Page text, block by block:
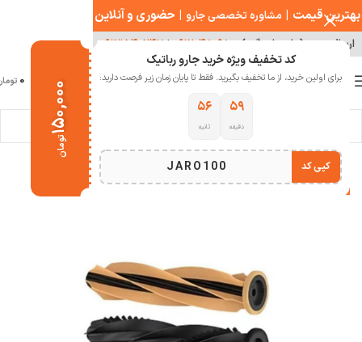
کد تخفیف ویژه خرید جارو رباتیک
برای اولین خرید، از ما تخفیف بگیرید. فقط تا پایان زمان زیر فرصت دارید:
۵۹
دقیقه
۵۵
ثانیه
JARO100 کپی کد
۱۵۰,۰۰۰
تومان
منو 0
خانه
-13%
بهترین قیمت | مشاوره تخصصی جارو | حضوری و آنلاین
ارسال سریع ( با هماهنگی ) ۰۹۱۲۰۴۸۰۹۸۰ | ۰۹۱۲۱۵۴۰۲۴۷